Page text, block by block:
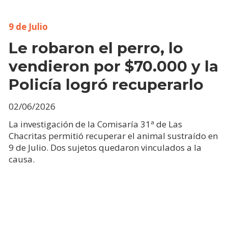
Le robaron el perro, lo
vendieron por $70.000 y la
Policía logró recuperarlo
La investigación de la Comisaría 31ª de Las
Chacritas permitió recuperar el animal sustraído en
9 de Julio. Dos sujetos quedaron vinculados a la
causa.
9 de Julio
02/06/2026